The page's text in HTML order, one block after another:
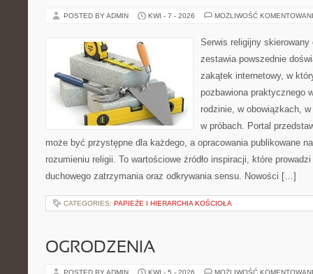
POSTED BY ADMIN KWI - 7 - 2026 MOŻLIWOŚĆ
Serwis religijny
zestawia powszednie
zakątek internetowy, w
pozbawiona praktycznego
rodzinie, w obowiązkach,
w próbach. Portal
może być przystępne dla każdego, a opracowania publikowane
rozumieniu religii. To wartościowe źródło inspiracji, które prowadzi
duchowego zatrzymania oraz odkrywania sensu. Nowości […]
CATEGORIES: PAPIEŻE I HIERARCHIA KOŚCIOŁA
OGRODZENIA
POSTED BY ADMIN KWI - 5 - 2026 MOŻLIWOŚĆ